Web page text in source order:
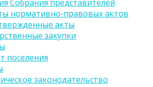
Собрания представителей
нормативно-правовых актов
акты
закупки
поселения
законодательство